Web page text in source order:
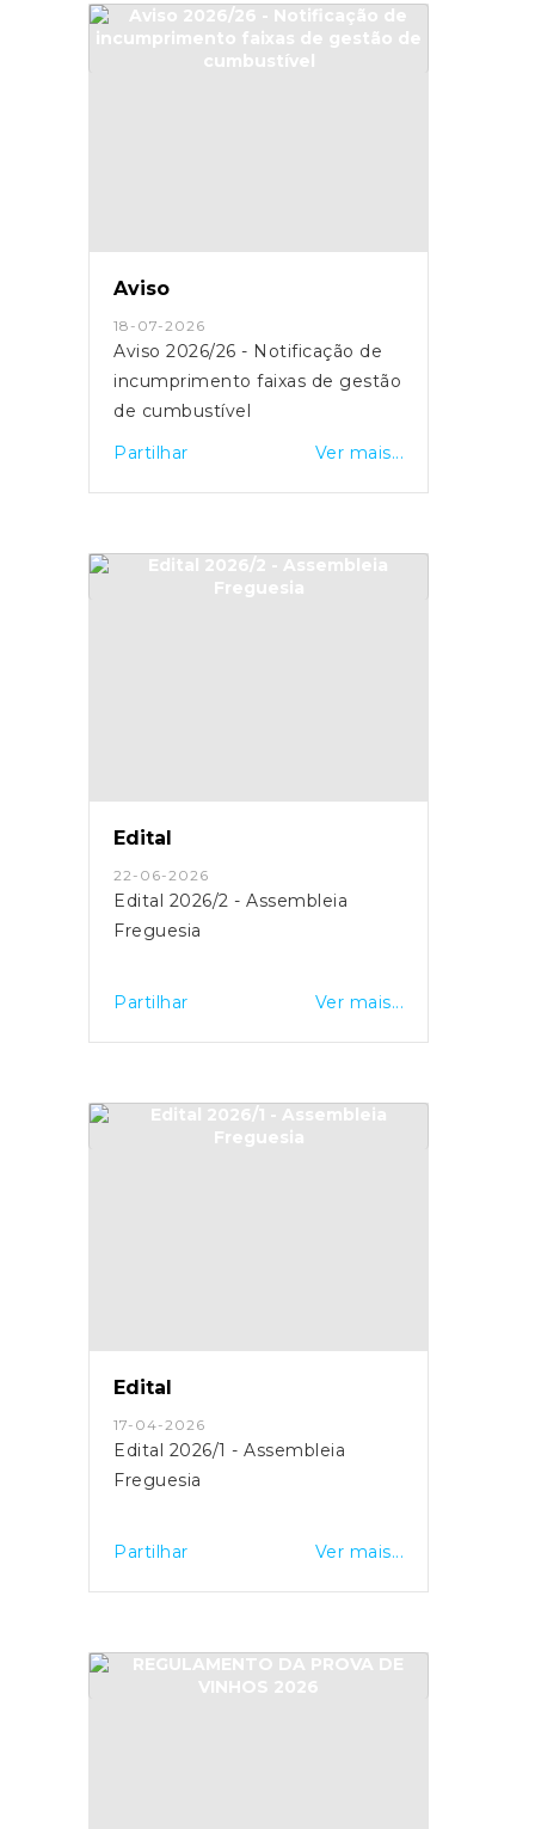
Aviso
18-07-2026
Aviso 2026/26 - Notificação de
incumprimento faixas de gestão
de cumbustível
Partilhar
Ver mais...
Edital
22-06-2026
Edital 2026/2 - Assembleia
Freguesia
Partilhar Ver mais...
Edital
17-04-2026
Edital 2026/1 - Assembleia
Freguesia
Partilhar Ver mais...